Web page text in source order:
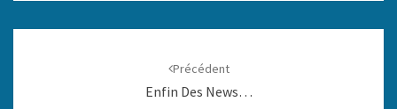
Précédent
Enfin Des News…